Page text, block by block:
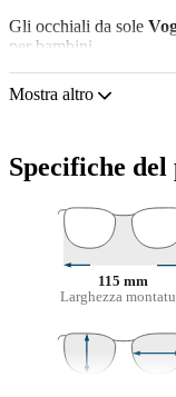
Gli occhiali da sole
per bambini.
Vorresti vedere come ti
funzione Specchio
Il colore marrone
o biondo scuro.
Occhiali da sole
chi ha un viso
La montatura di
alta qualità,
Lenti per occhiali da
Le lenti marroni
Mostra altro
Specifiche
115 mm
Larghezza